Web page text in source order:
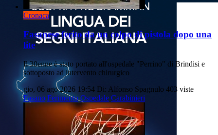
Cronaca
Fasanese ferito da un colpo di pistola dopo una
lite
Il 30enne è stato portato all'ospedale "Perrino" di Brindisi e
sottoposto ad intervento chirurgico
gio, 06 ago 2026 19:54 Di: Alfonso Spagnulo 403 viste
Fasano Ferimento Ospedale Carabinieri